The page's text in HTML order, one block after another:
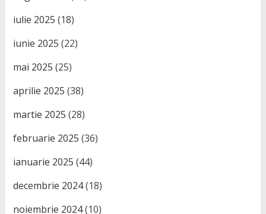
iulie 2025 (18)
iunie 2025 (22)
mai 2025 (25)
aprilie 2025 (38)
martie 2025 (28)
februarie 2025 (36)
ianuarie 2025 (44)
decembrie 2024(18)
noiembrie 2024(10)